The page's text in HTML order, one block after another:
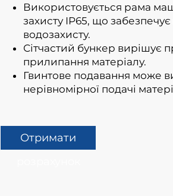
Використовується рама
захисту IP65, що
водозахисту.
Сітчастий бункер вирішує
прилипання матеріалу.
Гвинтове подавання може
нерівномірної подачі
Отримати